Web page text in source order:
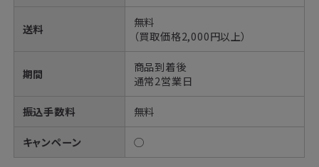
送料
無料
（買取価格2,000円以上）
期間
商品到着後
通常2営業日
振込手数料 無料
キャンペーン ◯